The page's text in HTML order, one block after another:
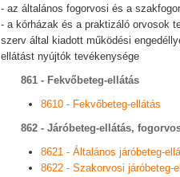
- az általános fogorvosi és a
- a kórházak és a praktizáló orvosok
szerv által kiadott működési
ellátást nyújtók tevékenysége
861 - Fekvőbeteg-ellátás
8610 - Fekvőbeteg-ellátás
862 - Járóbeteg-ellátás,
8621 - Általános járóbeteg-
8622 - Szakorvosi járóbeteg-